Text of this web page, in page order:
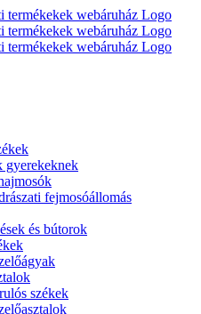
gyerekeknek
fejmosóállomás
és bútorok
székek